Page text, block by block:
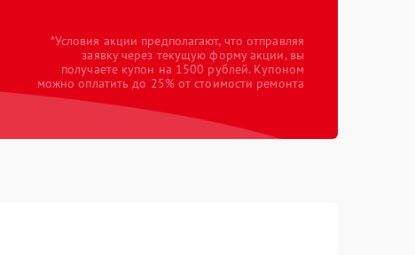
*Условия акции предполагают, что отправляя
заявку через текущую форму акции, вы
получаете купон на 1500 рублей. Купоном
можно оплатить до 25% от стоимости ремонта